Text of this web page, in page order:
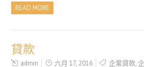
READ MORE
貸款
admin 六月 17, 2016 企業貸款,